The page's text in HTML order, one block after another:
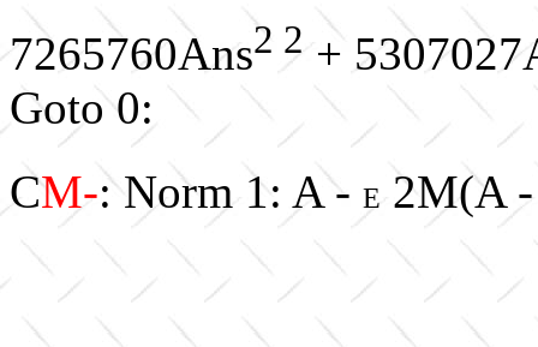
7265760Ans2 2 +
Goto 0:
CM-: Norm 1: A - E 2M(A